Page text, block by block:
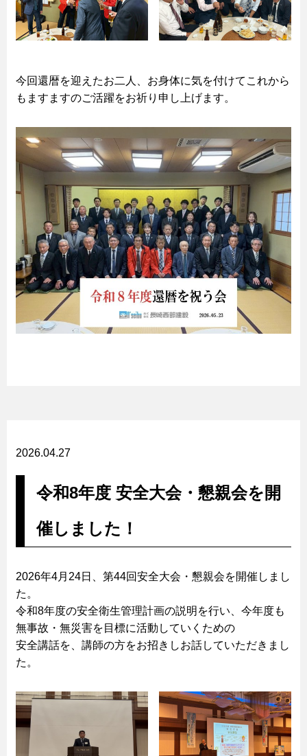
今回還暦を迎えたお二人、お身体に気を付けてこれから
もますますのご活躍をお祈り申し上げます。
2026.04.27
令和8年度 安全大会・懇親会を開
催しました！
2026年4月24日、第44回安全大会・懇親会を開催しまし
た。
令和8年度の安全衛生管理計画の説明を行い、今年度も
無事故・無災害を目標に活動していくための
安全講話を、講師の方をお招きしお話していただきまし
た。